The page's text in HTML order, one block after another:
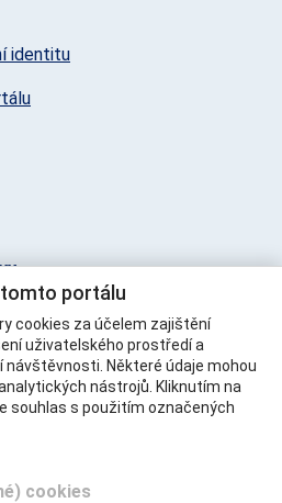
identitu
Opava
nám
portálu
cookies za účelem zajištění
uživatelského prostředí a
návštěvnosti. Některé údaje mohou
nástrojů. Kliknutím na
souhlas s použitím označených
cookies